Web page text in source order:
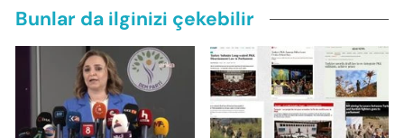
Bunlar da ilginizi çekebilir